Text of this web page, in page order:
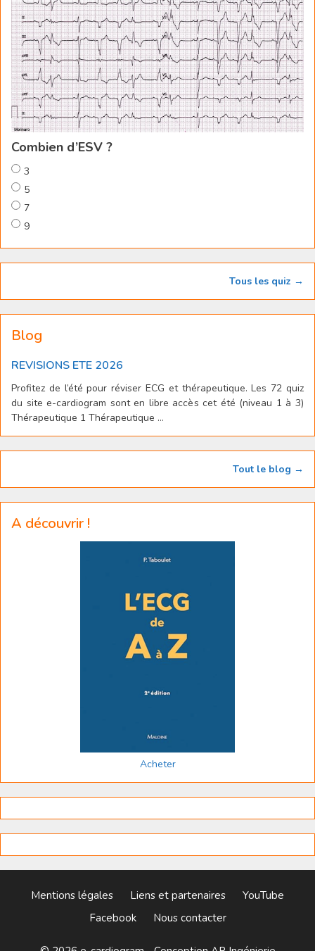
Combien d’ESV ?
3
5
7
9
Tous les quiz →
Blog
REVISIONS ETE 2026
Profitez de l’été pour réviser ECG et thérapeutique. Les 72 quiz
du site e-cardiogram sont en libre accès cet été (niveau 1 à 3)
Thérapeutique 1 Thérapeutique ...
Tout le blog →
A découvrir !
Acheter
Mentions légales Liens et partenaires
YouTube
Facebook
Nous contacter